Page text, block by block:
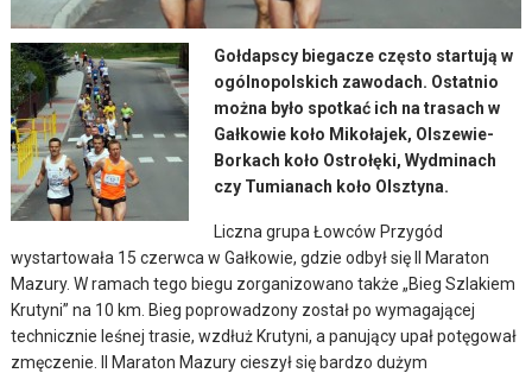
Gołdapscy biegacze często startują w
ogólnopolskich zawodach. Ostatnio
można było spotkać ich na trasach w
Gałkowie koło Mikołajek, Olszewie-
Borkach koło Ostrołęki, Wydminach
czy Tumianach koło Olsztyna.
Liczna grupa Łowców Przygód
wystartowała 15 czerwca w Gałkowie, gdzie odbył się II Maraton
Mazury. W ramach tego biegu zorganizowano także „Bieg Szlakiem
Krutyni” na 10 km. Bieg poprowadzony został po wymagającej
technicznie leśnej trasie, wzdłuż Krutyni, a panujący upał potęgował
zmęczenie. II Maraton Mazury cieszył się bardzo dużym